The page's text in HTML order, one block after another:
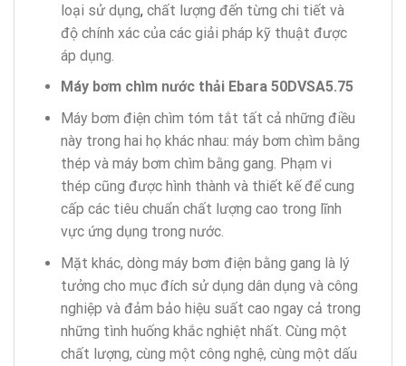
loại sử dụng,chất lượng đến từng chi tiết và
độ chính xác của các giải pháp kỹ thuật được
áp dụng.
Máy bơm chìm nước thải Ebara 50DVSA5.75
Máy bơm điện chìm tóm tắt tất cả những điều
này trong hai họ khác nhau: máy bơm chìm bằng
thép và máy bơm chìm bằng gang. Phạm vi
thép cũng được hình thành và thiết kế để cung
cấp các tiêu chuẩn chất lượng cao trong lĩnh
vực ứng dụng trong nước.
Mặt khác, dòng máy bơm điện bằng gang là lý
tưởng cho mục đích sử dụng dân dụng và công
nghiệp và đảm bảo hiệu suất cao ngay cả trong
những tình huống khắc nghiệt nhất. Cùng một
chất lượng, cùng một công nghệ, cùng một dấu